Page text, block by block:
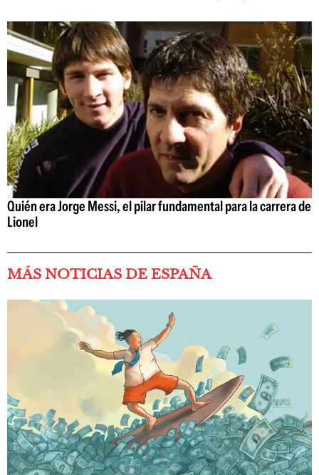
Quién era Jorge Messi, el pilar fundamental para la carrera de
Lionel
MÁS NOTICIAS DE ESPAÑA